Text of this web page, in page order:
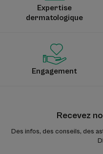
Expertise
dermatologique
Engagement
Recevez
Des infos, des conseils, des